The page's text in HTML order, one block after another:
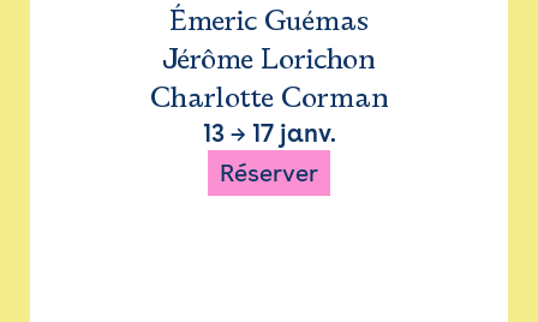
Émeric Guémas
Jérôme Lorichon
Charlotte Corman
13→ 17 janv.
Réserver